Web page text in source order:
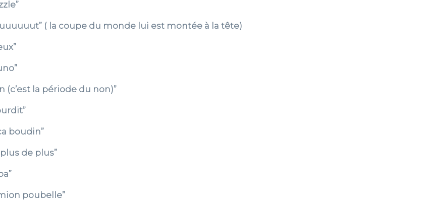
( la coupe du monde lui est montée à la tête)
(c’est la période du non)”
boudin”
de plus”
poubelle”